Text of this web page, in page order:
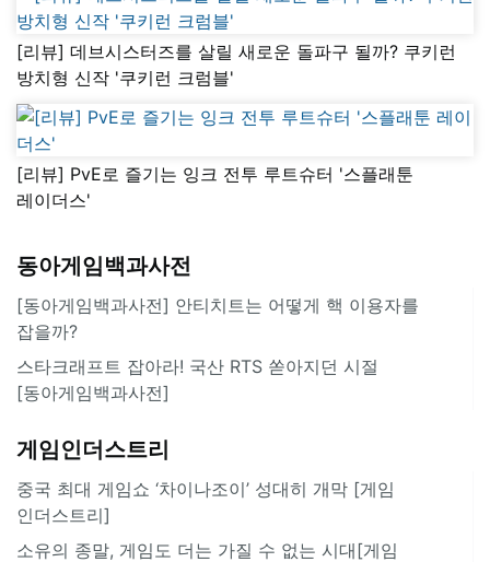
[리뷰] 데브시스터즈를 살릴 새로운 돌파구 될까? 쿠키런
방치형 신작 '쿠키런 크럼블'
[리뷰] PvE로 즐기는 잉크 전투 루트슈터 '스플래툰
레이더스'
동아게임백과사전
[동아게임백과사전] 안티치트는 어떻게 핵 이용자를
잡을까?
스타크래프트 잡아라! 국산 RTS 쏟아지던 시절
[동아게임백과사전]
게임인더스트리
중국 최대 게임쇼 ‘차이나조이’ 성대히 개막 [게임
인더스트리]
소유의 종말, 게임도 더는 가질 수 없는 시대[게임